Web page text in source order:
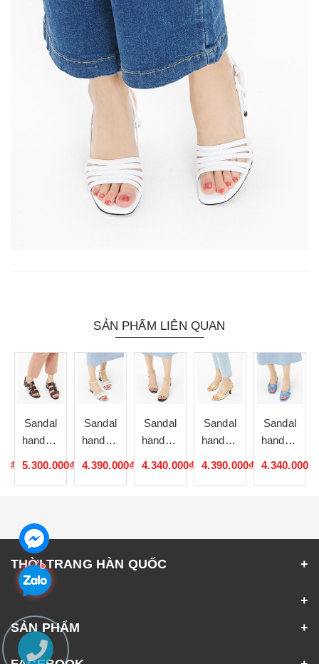
SẢN PHẨM LIÊN QUAN
Sandal
handmade
5.300.000₫
Sandal
handmade
4.390.000₫
Sandal
handmade
4.340.000₫
Sandal
handmade
4.390.000₫
Sandal
handmade
4.340.000₫
THỜI TRANG HÀN QUỐC
SẢN PHẨM